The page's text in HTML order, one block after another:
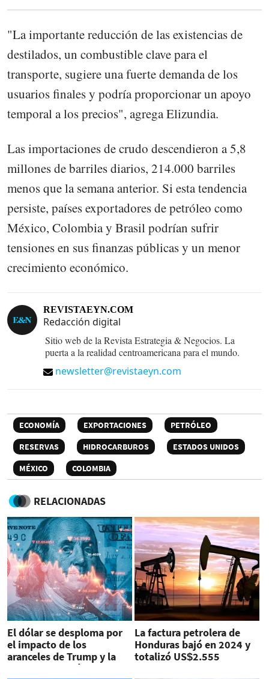
"La importante reducción de las existencias de
destilados, un combustible clave para el
transporte, sugiere una fuerte demanda de los
usuarios finales y podría proporcionar un apoyo
temporal a los precios", agrega Elizundia.
Las importaciones de crudo descendieron a 5,8
millones de barriles diarios, 214.000 barriles
menos que la semana anterior. Si esta tendencia
persiste, países exportadores de petróleo como
México, Colombia y Brasil podrían sufrir
tensiones en sus finanzas públicas y un menor
crecimiento económico.
REVISTAEYN.COM
Redacción digital
Sitio web de la Revista Estrategia & Negocios. La
puerta a la realidad centroamericana para el mundo.
newsletter@revistaeyn.com
ECONOMÍA EXPORTACIONES
PETRÓLEO
RESERVAS
HIDROCARBUROS
ESTADOS UNIDOS
MÉXICO
COLOMBIA
RELACIONADAS
El dólar se desploma por
el impacto de los
aranceles de Trump y la
debilidad económica
La factura petrolera de
Honduras bajó en 2024 y
totalizó US$2.555